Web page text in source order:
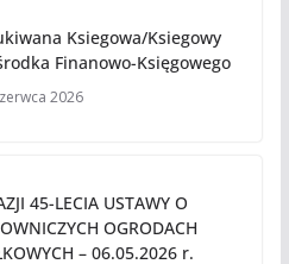
Ksiegowa/Ksiegowy
Finanowo-Księgowego
2026
45-LECIA USTAWY O
OGRODACH
– 06.05.2026 r.